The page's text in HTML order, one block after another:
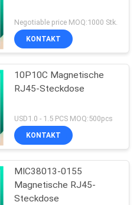
Negotiable price MOQ:1000 Stk.
KONTAKT
10P10C Magnetische
RJ45-Steckdose
USD1.0 - 1.5 PCS MOQ:500pcs
KONTAKT
MIC38013-0155
Magnetische RJ45-
Steckdose